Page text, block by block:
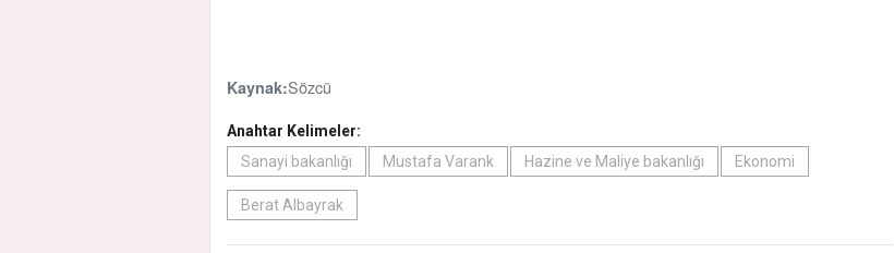
Kaynak:Sözcü
Anahtar Kelimeler:
Sanayi bakanlığı
Mustafa Varank Hazine ve Maliye bakanlığı Ekonomi
Berat Albayrak